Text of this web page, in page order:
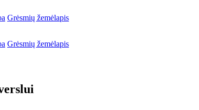
Grėsmių žemėlapis
Grėsmių žemėlapis